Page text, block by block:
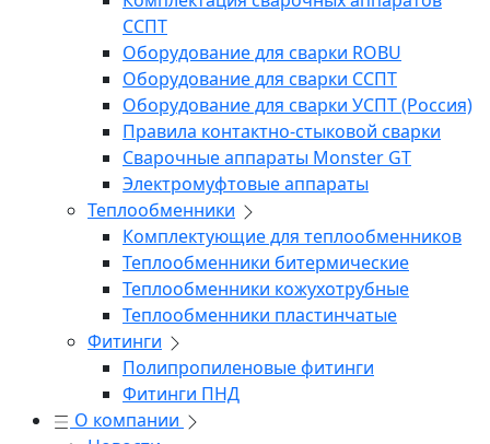
ССПТ
Оборудование для сварки ROBU
Оборудование для сварки ССПТ
Оборудование для сварки УСПТ (Россия)
Правила контактно-стыковой сварки
Сварочные аппараты Monster GT
Электромуфтовые аппараты
Теплообменники
Комплектующие для теплообменников
Теплообменники битермические
Теплообменники кожухотрубные
Теплообменники пластинчатые
Фитинги
Полипропиленовые фитинги
Фитинги ПНД
О компании